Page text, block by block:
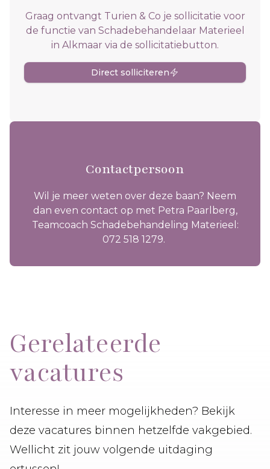
Graag ontvangt Turien & Co je sollicitatie voor
de functie van Schadebehandelaar Materieel
in Alkmaar via de sollicitatiebutton.
Direct solliciteren
Contactpersoon
Wil je meer weten over deze baan? Neem
dan even contact op met Petra Paarlberg,
Teamcoach Schadebehandeling Materieel:
072 518 1279.
Gerelateerde
vacatures
Interesse in meer mogelijkheden? Bekijk
deze vacatures binnen hetzelfde vakgebied.
Wellicht zit jouw volgende uitdaging